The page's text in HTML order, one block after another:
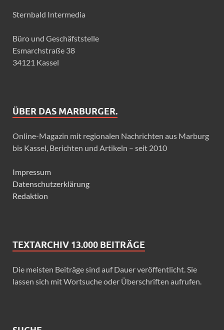
Sternbald Intermedia
Büro und Geschäfststelle
Esmarchstraße 38
34121 Kassel
ÜBER DAS MARBURGER.
Online-Magazin mit regionalen Nachrichten aus Marburg
bis Kassel, Berichten und Artikeln – seit 2010
Impressum
Datenschutzerklärung
Redaktion
TEXTARCHIV 13.000 BEITRÄGE
Die meisten Beiträge sind auf Dauer veröffentlicht. Sie
lassen sich mit Wortsuche oder Überschriften aufrufen.